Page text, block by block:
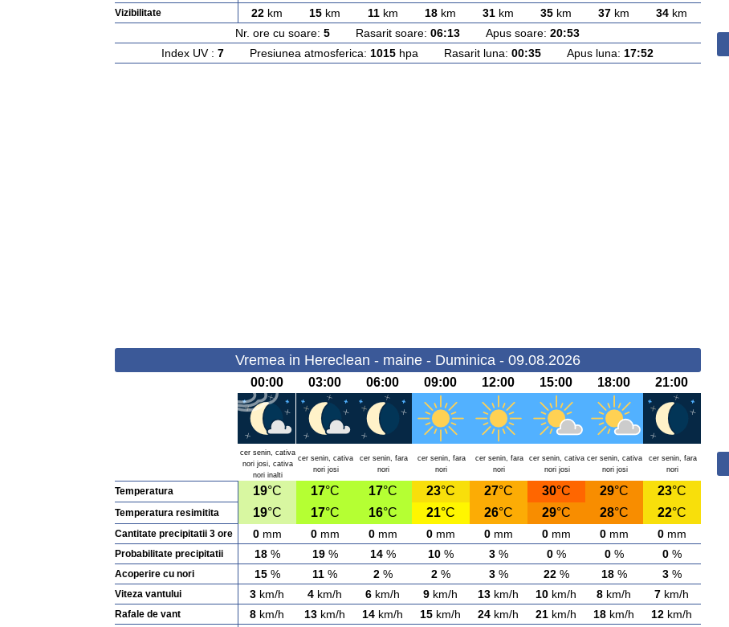
Vizibilitate 22 km 15 km 11km 18 km 31 km 35 km 37 km 34 km
Nr. ore cu soare: 5 Rasarit soare: 06:13 Apus soare: 20:53
Index UV : 7 Presiunea atmosferica: 1015 hpa Rasarit luna: 00:35 Apus luna: 17:52
Vremea in Hereclean - maine - Duminica - 09.08.2026
00:00 03:00 06:00 09:00 12:00 15:00 18:00 21:00
cer senin, cativa
nori josi, cativa
nori inalti
cer senin, cativa
nori josi
cer senin, fara
nori
cer senin, fara
nori
cer senin, fara
nori
cer senin, cativa
nori josi
cer senin, cativa
nori josi
cer senin, fara
nori
Temperatura 19°C 17°C 17°C 23°C 27°C 30°C 29°C 23°C
Temperatura resimitita 19°C 17°C 16°C 21°C 26°C 29°C 28°C 22°C
Cantitate precipitatii 3 ore 0mm 0mm 0mm 0mm 0mm 0mm 0mm 0mm
Probabilitate precipitatii 18% 19% 14% 10% 3% 0% 0% 0%
Acoperire cu nori 15% 11 % 2% 2% 3% 22% 18% 3%
Viteza vantului 3 km/h 4 km/h 6 km/h 9 km/h 13 km/h 10 km/h 8 km/h 7 km/h
Rafale de vant 8 km/h 13 km/h 14 km/h 15 km/h 24 km/h 21 km/h 18 km/h 12 km/h